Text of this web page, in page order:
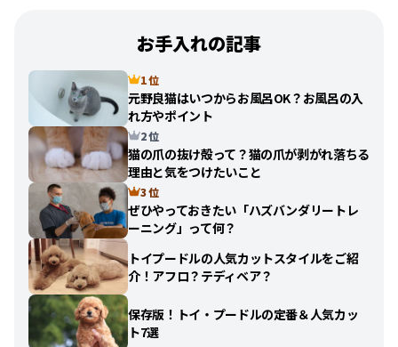
お手入れの記事
1 位
元野良猫はいつからお風呂OK？お風呂の入
れ方やポイント
2 位
猫の爪の抜け殻って？猫の爪が剥がれ落ちる
理由と気をつけたいこと
3 位
ぜひやっておきたい「ハズバンダリートレ
ーニング」って何？
トイプードルの人気カットスタイルをご紹
介！アフロ？テディベア？
保存版！トイ・プードルの定番＆人気カッ
ト7選